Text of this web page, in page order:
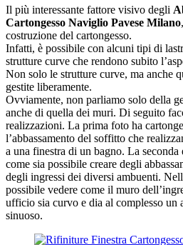
Il più interessante fattore visivo degli
Cartongesso Naviglio Pavese Milano
costruzione del cartongesso.
Infatti, è possibile con alcuni tipi di
strutture curve che rendono subito
Non solo le strutture curve, ma anche
gestite liberamente.
Ovviamente, non parliamo solo della
anche di quella dei muri. Di seguito
realizzazioni. La prima foto ha
l’abbassamento del soffitto che
a una finestra di un bagno. La seconda
come sia possibile creare degli
degli ingressi dei diversi ambuenti.
possibile vedere come il muro
ufficio sia curvo e dia al complesso un
sinuoso.